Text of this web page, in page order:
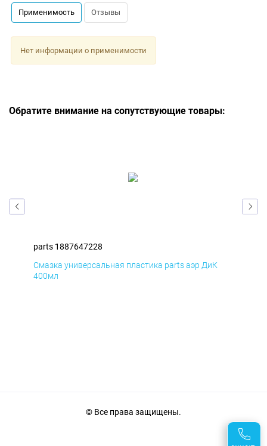
Применимость Отзывы
Нет информации о применимости
Обратите внимание на сопутствующие товары:
parts 1887647228
Смазка универсальная пластика parts аэр ДиК
400мл
© Все права защищены.